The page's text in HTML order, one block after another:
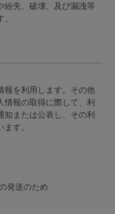
紛失、破壊、及び漏洩等
報を利用します。その他
報の取得に際して、利
または公表し、その利
す。
発送のため